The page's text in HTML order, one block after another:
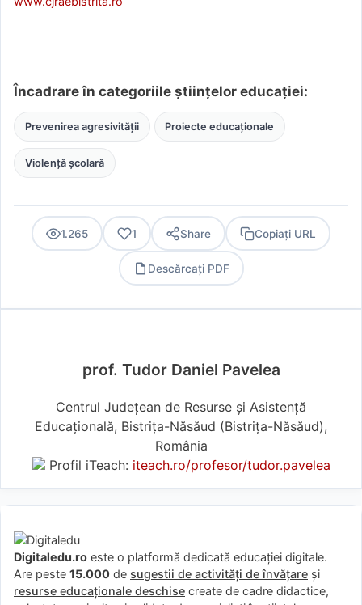
Încadrare în categoriile științelor educației:
Prevenirea agresivității Proiecte educaționale
Violență școlară
1.265 1 Share Copiați URL
Descărcați PDF
prof. Tudor Daniel Pavelea
Centrul Județean de Resurse și Asistență
Educațională, Bistrița-Năsăud (Bistriţa-Năsăud),
România
Profil iTeach: iteach.ro/profesor/tudor.pavelea
Digitaledu.ro este o platformă dedicată educației digitale.
Are peste 15.000 de sugestii de activități de învățare și
resurse educaționale deschise create de cadre didactice,